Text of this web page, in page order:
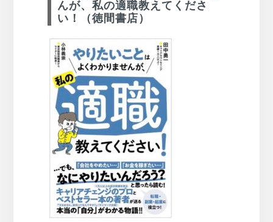
んが、私の適職教えてくださ
い！（徳間書店）